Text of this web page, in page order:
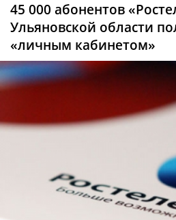
45 000 абонентов
Ульяновской области
«личным кабинетом»